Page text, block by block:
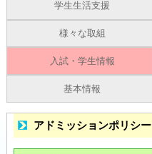
学生生活支援
様々な取組
入試・学生情報
基本情報
アドミッションポリシー